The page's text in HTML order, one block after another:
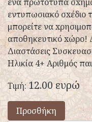
εντυπωσιακό σxέδιο
μπορείτε να
αποθηκευτικό xώρο!
Διαστάσεις
Ηλικία 4+ Αριθμός
Τιμή:12.00 ευρώ
Προσθήκη